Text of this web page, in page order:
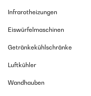
Infrarotheizungen
Eiswürfelmaschinen
Getränkekühlschränke
Luftkühler
Wandhauben